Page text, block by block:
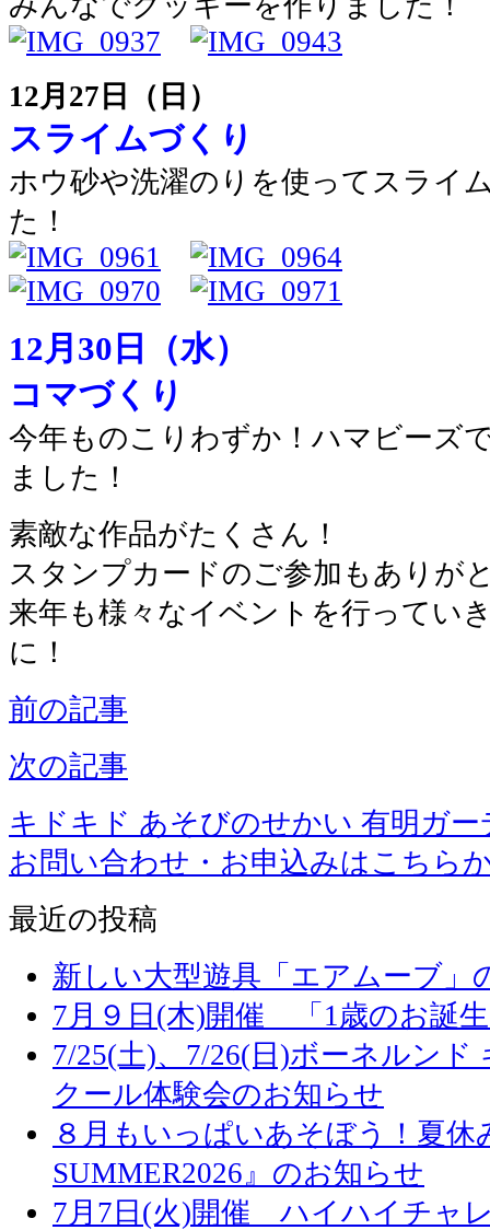
12月27日（日）
スライムづくり
ホウ砂や洗濯のりを使ってスライ
た！
12月30日（水）
コマづくり
今年ものこりわずか！ハマビーズ
ました！
素敵な作品がたくさん！
スタンプカードのご参加もありが
来年も様々なイベントを行ってい
に！
前の記事
次の記事
キドキド あそびのせかい 有明ガー
お問い合わせ・お申込みはこちら
最近の投稿
新しい大型遊具「エアムーブ」
7月９日(木)開催 「1歳のお誕
7/25(土)、7/26(日)ボーネルン
クール体験会のお知らせ
８月もいっぱいあそぼう！夏
SUMMER2026』のお知らせ
7月7日(火)開催 ハイハイチャ